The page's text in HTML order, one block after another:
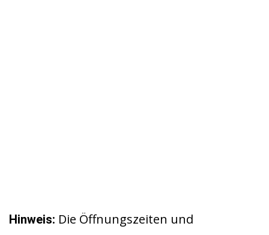
Hinweis: Die Öffnungszeiten und